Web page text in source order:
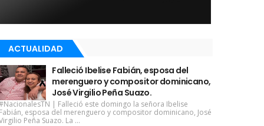
ACTUALIDAD
Falleció Ibelise Fabián, esposa del
merenguero y compositor dominicano,
José Virgilio Peña Suazo.
| Falleció este domingo la señora Ibelise
esposa del merenguero y compositor dominicano, José
Peña Suazo. La ...